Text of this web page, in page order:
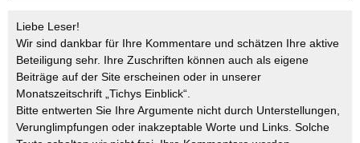
Liebe Leser!
Wir sind dankbar für Ihre Kommentare und schätzen Ihre aktive
Beteiligung sehr. Ihre Zuschriften können auch als eigene
Beiträge auf der Site erscheinen oder in unserer
Monatszeitschrift „Tichys Einblick“.
Bitte entwerten Sie Ihre Argumente nicht durch Unterstellungen,
Verunglimpfungen oder inakzeptable Worte und Links. Solche